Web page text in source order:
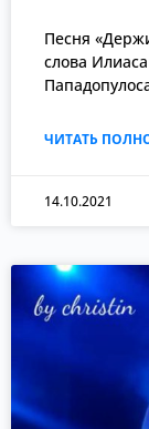
Песня
слова
ЧИТАТЬ
14.10.2021